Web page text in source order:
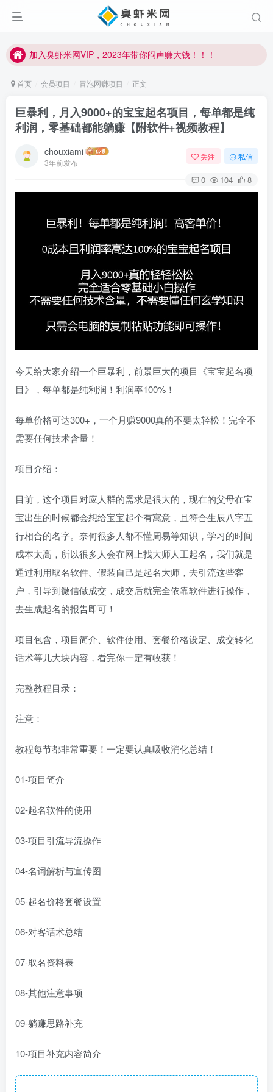
加入臭虾米网VIP，2023年带你闷声赚大钱！！！
加入臭虾米网VIP，2023年带你闷声赚大钱！！！
首页 会员项目 冒泡网赚项目 正文
巨暴利，月入9000+的宝宝起名项目，每单都是纯
利润，零基础都能躺赚【附软件+视频教程】
chouxiami
3年前发布
关注 私信
0 104 8
今天给大家介绍一个巨暴利，前景巨大的项目《宝宝起名项
目》，每单都是纯利润！利润率100%！
每单价格可达300+，一个月赚9000真的不要太轻松！完全不
需要任何技术含量！
项目介绍：
目前，这个项目对应人群的需求是很大的，现在的父母在宝
宝出生的时候都会想给宝宝起个有寓意，且符合生辰八字五
行相合的名字。奈何很多人都不懂周易等知识，学习的时间
成本太高，所以很多人会在网上找大师人工起名，我们就是
通过利用取名软件。假装自己是起名大师，去引流这些客
户，引导到微信做成交，成交后就完全依靠软件进行操作，
去生成起名的报告即可！
项目包含，项目简介、软件使用、套餐价格设定、成交转化
话术等几大块内容，看完你一定有收获！
完整教程目录：
注意：
教程每节都非常重要！一定要认真吸收消化总结！
01-项目简介
02-起名软件的使用
03-项目引流导流操作
04-名词解析与宣传图
05-起名价格套餐设置
06-对客话术总结
07-取名资料表
08-其他注意事项
09-躺赚思路补充
10-项目补充内容简介